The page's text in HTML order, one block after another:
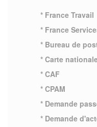
* France Travail
* France
* Bureau de
* Carte
* CAF
* CPAM
* Demande
* Demande